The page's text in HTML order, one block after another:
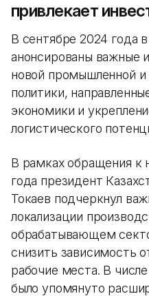
привлекает
В сентябре 2024 года
анонсированы важные
новой промышленной и
политики,
экономики и
логистического
В рамках обращения к
года президент
Токаев подчеркнул
локализации
обрабатывающем
снизить зависимость
рабочие места. В
было упомянуто